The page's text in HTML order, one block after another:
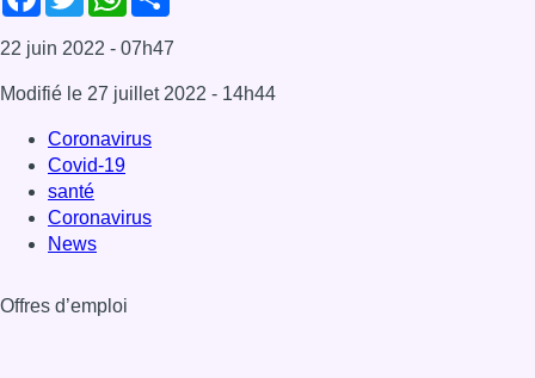
22 juin 2022 - 07h47
Modifié le 27 juillet 2022 - 14h44
Coronavirus
Covid-19
santé
Coronavirus
News
Offres d’emploi